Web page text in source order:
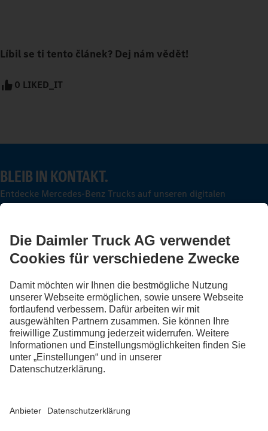
Líbil se ti tento článek? Dej nám vědět!
0 LIKED_IT
BLEIB IN KONTAKT.
Entdecke Mercedes-Benz Trucks auf unseren digitalen
Kanälen.
FOLLOW THE ROADSTARS.
Tausche jetzt Erfahrungen mit anderen Truckerinnen und
Truckern aus.